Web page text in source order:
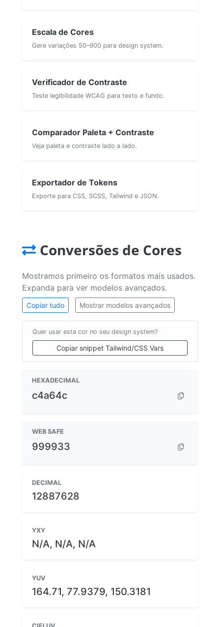
Escala de Cores
Gere variações 50–900 para design system.
Verificador de Contraste
Teste legibilidade WCAG para texto e fundo.
Comparador Paleta + Contraste
Veja paleta e contraste lado a lado.
Exportador de Tokens
Exporte para CSS, SCSS, Tailwind e JSON.
Conversões de Cores
Mostramos primeiro os formatos mais usados.
Expanda para ver modelos avançados.
Copiar tudo Mostrar modelos avançados
Quer usar esta cor no seu design system?
Copiar snippet Tailwind/CSS Vars
HEXADECIMAL
c4a64c
WEB SAFE
999933
DECIMAL
12887628
YXY
N/A, N/A, N/A
YUV
164.71, 77.9379, 150.3181
CIELUV